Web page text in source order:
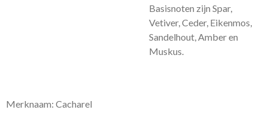
Basisnoten zijn Spar,
Vetiver, Ceder, Eikenmos,
Sandelhout, Amber en
Muskus.
Merknaam: Cacharel